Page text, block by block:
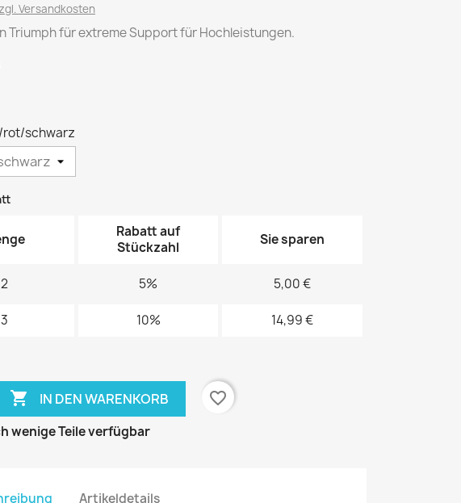
Versandkosten
Triumph für extreme Support für Hochleistungen.
rot/schwarz
Rabatt auf
Stückzahl
Sie sparen
2 5% 5,00 €
3 10% 14,99 €
 IN DEN WARENKORB
favorite_border
wenige Teile verfügbar
Artikeldetails